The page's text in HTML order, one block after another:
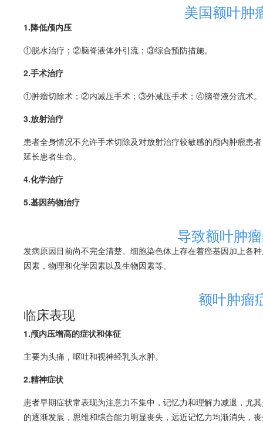
美国额叶肿
1.降低颅内压
①脱水治疗；②脑脊液体外引流；③综合预防措施。
2.手术治疗
①肿瘤切除术；②内减压手术；③外减压手术；④脑脊液分流术。
3.放射治疗
患者全身情况不允许手术切除及对放射治疗较敏感的颅内肿瘤患
延长患者生命。
4.化学治疗
5.基因药物治疗
导致额叶肿
发病原因目前尚不完全清楚。细胞染色体上存在着癌基因加上各
因素，物理和化学因素以及生物因素等。
额叶肿瘤
临床表现
1.颅内压增高的症状和体征
主要为头痛 ，呕吐和视神经乳头水肿。
2.精神症状
患者早期症状常表现为注意力不集中，记忆力和理解力减退，尤
的逐渐发展，思维和综合能力明显丧失，远近记忆力均渐消失，